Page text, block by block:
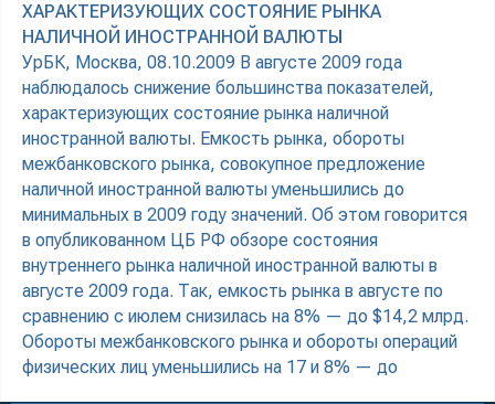
ХАРАКТЕРИЗУЮЩИХ СОСТОЯНИЕ РЫНКА
НАЛИЧНОЙ ИНОСТРАННОЙ ВАЛЮТЫ
УрБК, Москва, 08.10.2009 В августе 2009 года
наблюдалось снижение большинства показателей,
характеризующих состояние рынка наличной
иностранной валюты. Емкость рынка, обороты
межбанковского рынка, совокупное предложение
наличной иностранной валюты уменьшились до
минимальных в 2009 году значений. Об этом говорится
в опубликованном ЦБ РФ обзоре состояния
внутреннего рынка наличной иностранной валюты в
августе 2009 года. Так, емкость рынка в августе по
сравнению с июлем снизилась на 8% — до $14,2 млрд.
Обороты межбанковского рынка и обороты операций
физических лиц уменьшились на 17 и 8% — до